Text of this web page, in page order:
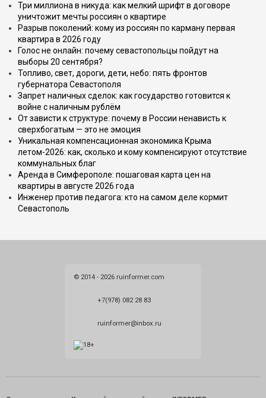
Три миллиона в никуда: как мелкий шрифт в договоре
уничтожит мечты россиян о квартире
Разрыв поколений: кому из россиян по карману первая
квартира в 2026 году
Голос не онлайн: почему севастопольцы пойдут на
выборы 20 сентября?
Топливо, свет, дороги, дети, небо: пять фронтов
губернатора Севастополя
Запрет наличных сделок: как государство готовится к
войне с наличным рублём
От зависти к структуре: почему в России ненависть к
сверхбогатым — это не эмоция
Уникальная компенсационная экономика Крыма
летом-2026: как, сколько и кому компенсируют отсутствие
коммунальных благ
Аренда в Симферополе: пошаговая карта цен на
квартиры в августе 2026 года
Инженер против педагога: кто на самом деле кормит
Севастополь
© 2014 - 2026 ruinformer.com
+7(978) 082 28 83
ruinformer@inbox.ru